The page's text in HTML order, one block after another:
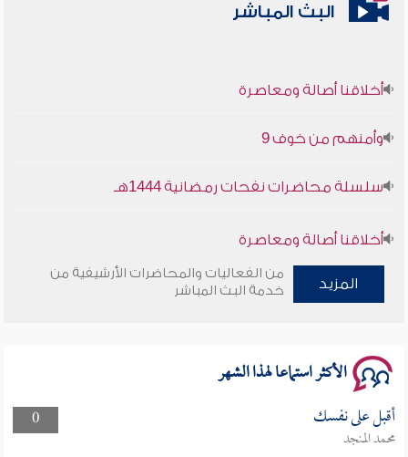
البث المباشر
أخلاقنا أصالة ومعاصرة
وأمنهم من خوف 9
سلسلة محاضرات نفحات رمضانية 1444هـ
أخلاقنا أصالة ومعاصرة
وأمنهم من خوف 9
المزيد
من الفعاليات والمحاضرات الأرشيفية من
خدمة البث المباشر
الأكثر استماعا لهذا الشهر
0 أقبل على نفسك
محمد المنجد